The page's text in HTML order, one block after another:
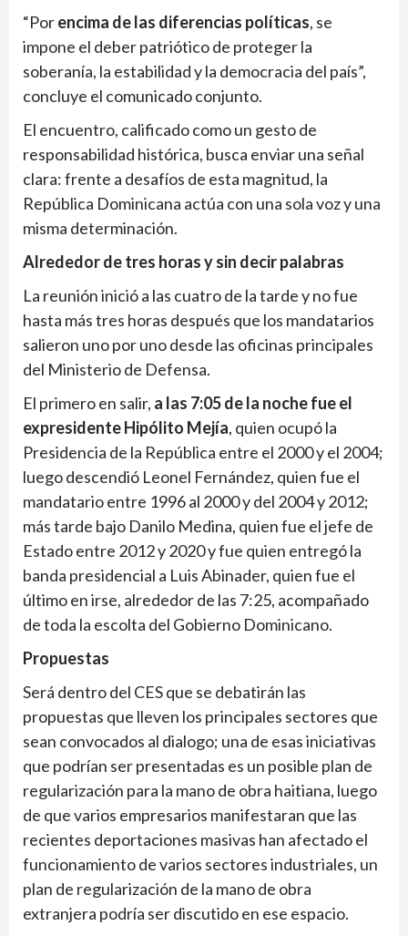
“Porencima de las diferencias políticas, se
impone el deber patriótico de proteger la
soberanía, la estabilidad y la democracia del país”,
concluye el comunicado conjunto.
El encuentro, calificado como un gesto de
responsabilidad histórica, busca enviar una señal
clara: frente a desafíos de esta magnitud, la
República Dominicana actúa con una sola voz y una
misma determinación.
Alrededor de tres horas y sin decir palabras
La reunión inició a las cuatro de la tarde y no fue
hasta más tres horas después que los mandatarios
salieron uno por uno desde las oficinas principales
del Ministerio de Defensa.
El primero en salir, a las 7:05 de la noche fue el
expresidente Hipólito Mejía, quien ocupó la
Presidencia de la República entre el 2000 y el 2004;
luego descendió Leonel Fernández, quien fue el
mandatario entre 1996 al 2000 y del 2004 y 2012;
más tarde bajo Danilo Medina, quien fue el jefe de
Estado entre 2012 y 2020 y fue quien entregó la
banda presidencial a Luis Abinader, quien fue el
último en irse, alrededor de las 7:25, acompañado
de toda la escolta del Gobierno Dominicano.
Propuestas
Será dentro del CES que se debatirán las
propuestas que lleven los principales sectores que
sean convocados al dialogo; una de esas iniciativas
que podrían ser presentadas es un posible plan de
regularización para la mano de obra haitiana, luego
de que varios empresarios manifestaran que las
recientes deportaciones masivas han afectado el
funcionamiento de varios sectores industriales, un
plan de regularización de la mano de obra
extranjera podría ser discutido en ese espacio.